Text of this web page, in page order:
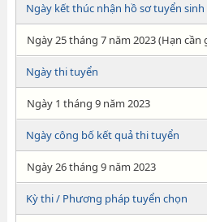
Ngày kết thúc nhận hồ sơ tuyển sinh
Ngày 25 tháng 7 năm 2023 (Hạn
Ngày thi tuyển
Ngày 1 tháng 9 năm 2023
Ngày công bố kết quả thi tuyển
Ngày 26 tháng 9 năm 2023
Kỳ thi / Phương pháp tuyển chọn